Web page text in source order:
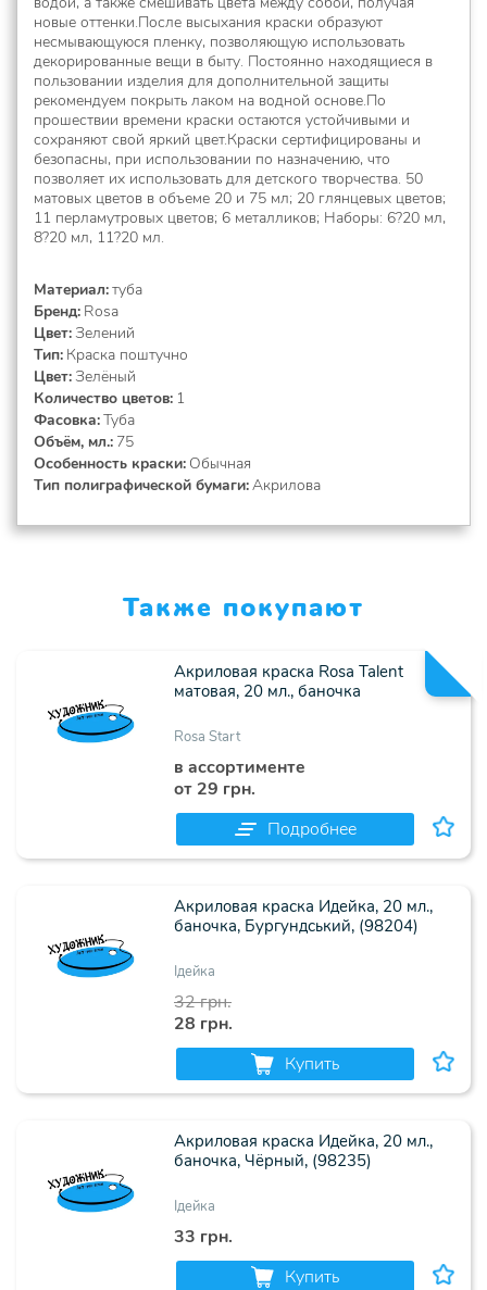
новые оттенки.После высыхания краски образуют
несмывающуюся пленку, позволяющую использовать
декорированные вещи в быту. Постоянно находящиеся в
пользовании изделия для дополнительной защиты
рекомендуем покрыть лаком на водной основе.По
прошествии времени краски остаются устойчивыми и
сохраняют свой яркий цвет.Краски сертифицированы и
безопасны, при использовании по назначению, что
позволяет их использовать для детского творчества. 50
матовых цветов в объеме 20 и 75 мл; 20 глянцевых цветов;
11 перламутровых цветов; 6 металликов; Наборы: 6?20 мл,
8?20 мл, 11?20 мл.
Материал туба
Бренд Rosa
Цвет Зелений
Тип Краска поштучно
Цвет Зелёный
Количество цветов 1
Фасовка Туба
Объём, мл. 75
Особенность краски Обычная
Тип полиграфической бумаги Акрилова
Также покупают
Акриловая краска Rosa Talent
матовая, 20 мл., баночка
Rosa Start
в ассортименте
от 29 грн.
Подробнее
Акриловая краска Идейка, 20 мл.,
баночка, Бургундський, (98204)
Ідейка
32 грн.
28 грн.
Купить
Акриловая краска Идейка, 20 мл.,
баночка, Чёрный, (98235)
Ідейка
33 грн.
Купить